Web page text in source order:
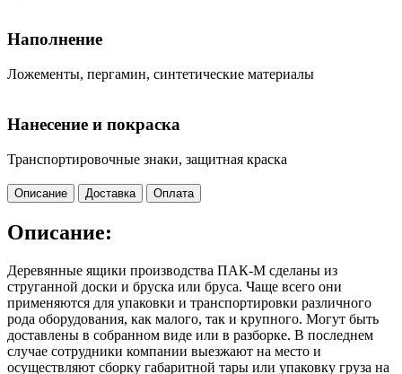
Наполнение
Ложементы, пергамин, синтетические материалы
Нанесение и покраска
Транспортировочные знаки, защитная краска
Описание Доставка Оплата
Описание:
Деревянные ящики производства ПАК-М сделаны из
струганной доски и бруска или бруса. Чаще всего они
применяются для упаковки и транспортировки различного
рода оборудования, как малого, так и крупного. Могут быть
доставлены в собранном виде или в разборке. В последнем
случае сотрудники компании выезжают на место и
осуществляют сборку габаритной тары или упаковку груза на